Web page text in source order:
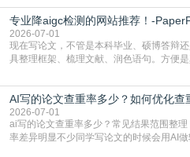
自带不可忽视的查重风险。AI训练依赖海
于训练数据的概率拼接，不是从零开始的
有的高频公共表述，甚至直接拼接已经公开
专业降aigc检测的网站推荐！-
2026-07-01
现在写论文，不管是本科毕业、硕博答辩
具整理框架、梳理文献、润色语句。方便
五遍还是过不了预检测的大有人在，这时
站，就能少走好多弯路。PaperPass：守
容的学术合规痛点去年帮一个本科师弟改
AI写的论文查重率多少？如何优化
2026-07-01
ai写的论文查重率多少？常见结果范围整
率差异明显不少同学写论文的时候会用AI